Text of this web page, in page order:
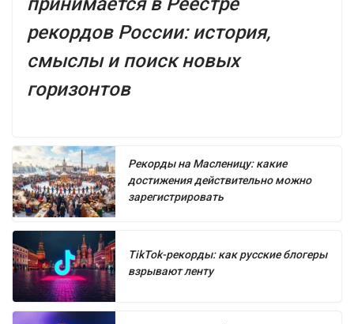
рекордов России: история,
смыслы и поиск новых
горизонтов
Рекорды на Масленицу: какие
достижения действительно можно
зарегистрировать
TikTok-рекорды: как русские блогеры
взрывают ленту